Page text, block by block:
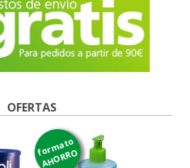
OFERTAS
formato
AHORRO